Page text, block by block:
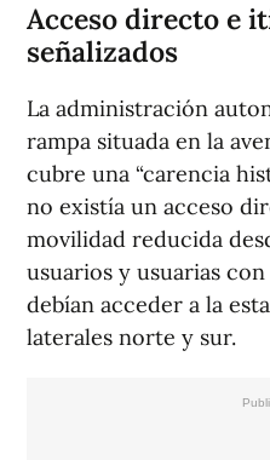
Acceso directo e
señalizados
La administración
rampa situada en la
cubre una “carencia
no existía un acceso
movilidad reducida
usuarios y usuarias
debían acceder a la
laterales norte y sur.